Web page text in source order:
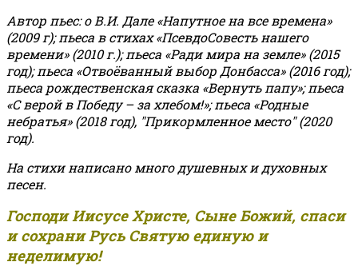
Автор пьес: о В.И. Дале «Напутное на все времена»
(2009 г); пьеса в стихах «ПсевдоСовесть нашего
времени» (2010 г.); пьеса «Ради мира на земле» (2015
год); пьеса «Отвоёванный выбор Донбасса» (2016 год);
пьеса рождественская сказка «Вернуть папу»; пьеса
«С верой в Победу – за хлебом!»;пьеса «Родные
небратья» (2018 год), "Прикормленное место" (2020
год).
На стихи написано много душевных и духовных
песен.
Господи Иисусе Христе, Сыне Божий, спаси
и сохрани Русь Святую единую и
неделимую!